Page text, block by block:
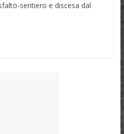
sentiero e discesa dal